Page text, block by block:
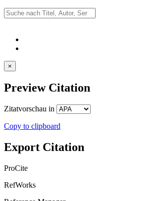
×
Preview Citation
Zitatvorschau in
Copy to clipboard
Export Citation
ProCite
RefWorks